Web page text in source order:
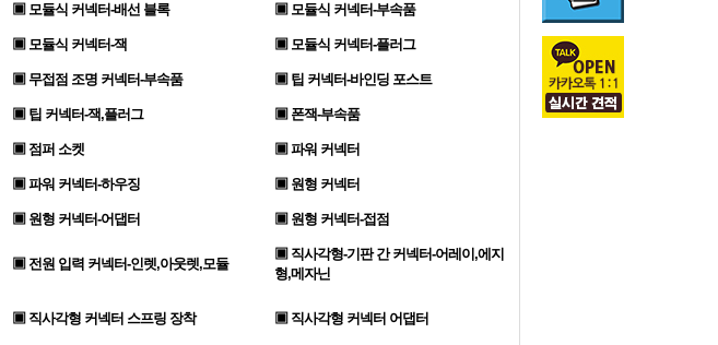
▣ 모듈식 커넥터-배선 블록 ▣ 모듈식 커넥터-부속품
▣ 모듈식 커넥터-잭 ▣ 모듈식 커넥터-플러그
▣ 무접점 조명 커넥터-부속품 ▣ 팁 커넥터-바인딩 포스트
▣ 팁 커넥터-잭,플러그 ▣ 폰잭-부속품
▣ 점퍼 소켓 ▣ 파워 커넥터
▣ 파워 커넥터-하우징 ▣ 원형 커넥터
▣ 원형 커넥터-어댑터 ▣ 원형 커넥터-접점
▣ 전원 입력 커넥터-인렛,아웃렛,모듈
▣ 직사각형-기판 간 커넥터-어레이,에지
형,메자닌
▣ 직사각형 커넥터 스프링 장착 ▣ 직사각형 커넥터 어댑터